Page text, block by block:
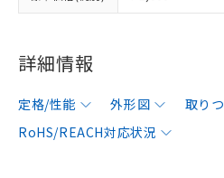
詳細情報
定格/性能 外形図 取り
RoHS/REACH対応状況